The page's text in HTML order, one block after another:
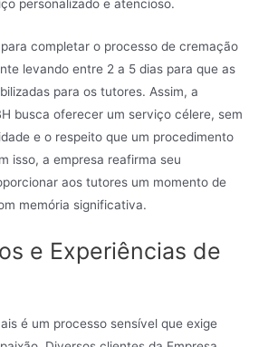
personalizado e atencioso.
completar o processo de cremação
levando entre 2 a 5 dias para que as
para os tutores. Assim, a
busca oferecer um serviço célere, sem
e o respeito que um procedimento
isso, a empresa reafirma seu
aos tutores um momento de
memória significativa.
e Experiências de
é um processo sensível que exige